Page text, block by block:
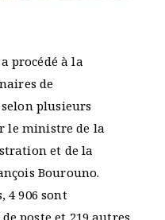
procédé à la
de
plusieurs
le ministre de la
et de la
Bourouno.
4 906 sont
poste et 219 autres